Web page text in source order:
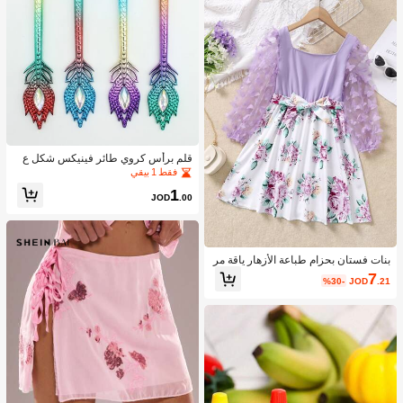
| تصميم كلاسيكي | مرن
بنات فستان بحزام طباعة الأزهار ياقة مر
بع فراشة مزين
JOD7 .21
%30-
قلم برأس كروي طائر فينيكس شكل ع
شوائي قطعة واحدة
فقط 1 بيقي
JOD1.00